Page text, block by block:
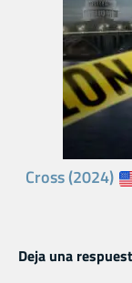
Cross (2024)
Deja una